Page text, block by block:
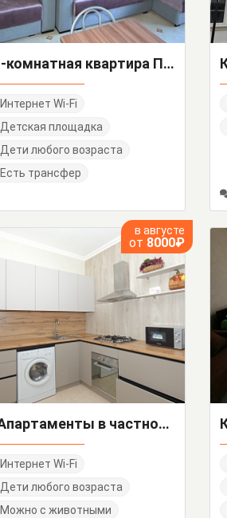
1-комнатная квартира Павлика Морозова 24 кв 2
Интернет Wi-Fi
Детская площадка
Дети любого возраста
Есть трансфер
в августе
от 8000₽
"Апартаменты в частном доме" 3х-комнатная квартира
Интернет Wi-Fi
Дети любого возраста
Можно с животными